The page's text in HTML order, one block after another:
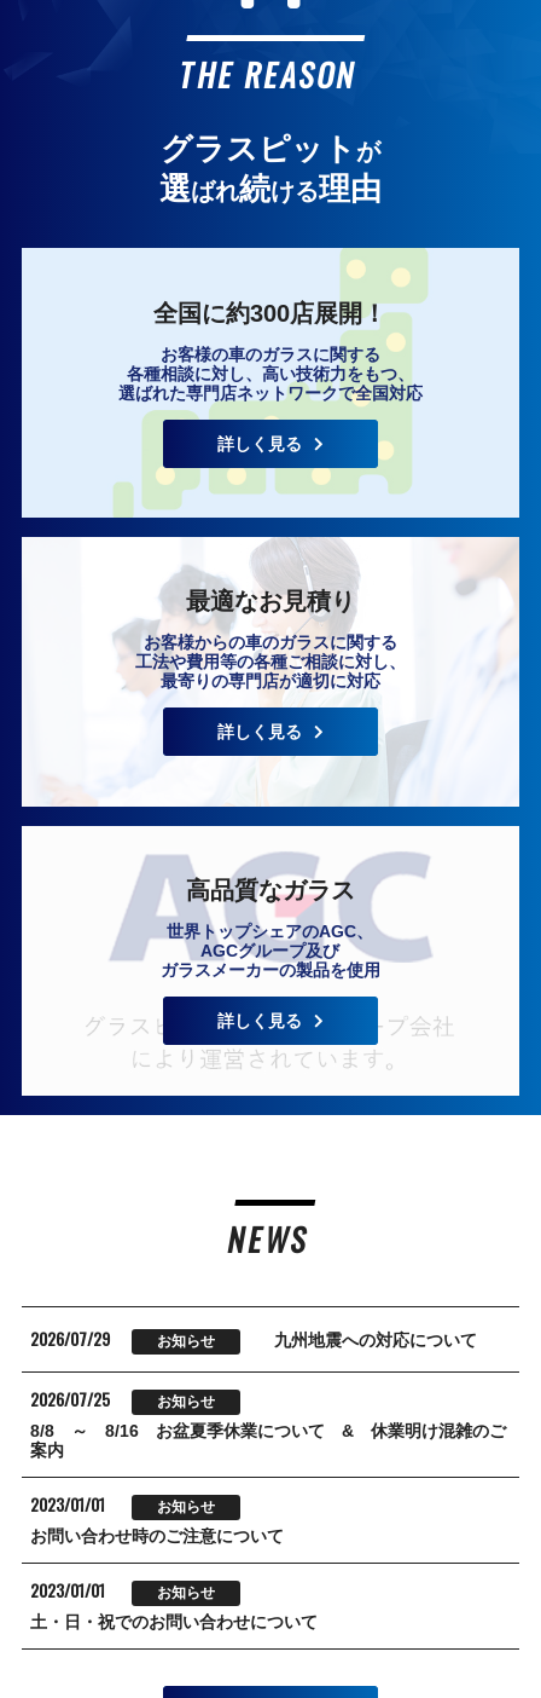
いますぐ無料相談
THE REASON
グラスピット が
選ばれ続ける理由
全国に約300店展開！
お客様の車のガラスに関する
各種相談に対し、高い技術力をもつ、
選ばれた専門店ネットワークで全国対応
詳しく見る
最適なお見積り
お客様からの車のガラスに関する
工法や費用等の各種ご相談に対し、
最寄りの専門店が適切に対応
詳しく見る
高品質なガラス
世界トップシェアのAGC、
AGCグループ及び
ガラスメーカーの製品を使用
詳しく見る
NEWS
2026/07/29 お知らせ 九州地震への対応について
2026/07/25 お知らせ
8/8 ～ 8/16 お盆夏季休業について & 休業明け混雑のご
案内
2023/01/01 お知らせ
お問い合わせ時のご注意について
2023/01/01 お知らせ
土・日・祝でのお問い合わせについて